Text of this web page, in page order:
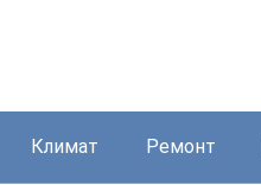
Климат Ремонт